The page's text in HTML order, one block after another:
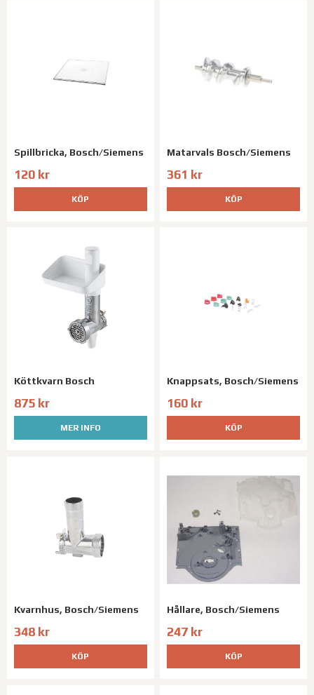
Spillbricka, Bosch/Siemens
120 kr
KÖP
Matarvals Bosch/Siemens
361 kr
KÖP
Köttkvarn Bosch
875 kr
MER INFO
Knappsats, Bosch/Siemens
160 kr
KÖP
Kvarnhus, Bosch/Siemens
348 kr
KÖP
Hållare, Bosch/Siemens
247 kr
KÖP